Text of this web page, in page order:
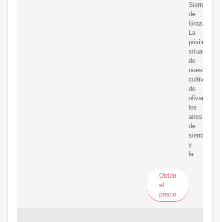
Sierra
de
La
privilegiada
situación
de
nuestros
cultivos
de
olivar,
los
aires
de
sierra
y
la
Obtén
el
precio